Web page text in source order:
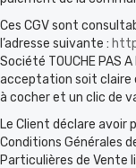
Ces CGV sont
l’adresse suivante :
Société TOUCHE PAS
acceptation soit claire
à cocher et un clic de
Le Client déclare avoir
Conditions Générales
Particulières de Vente